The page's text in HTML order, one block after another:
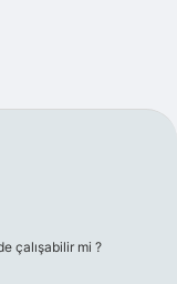
çalışabilir mi ?